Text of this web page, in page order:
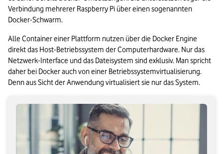
Verbindung mehrerer Raspberry Pi über einen sogenannten
Docker-Schwarm.
Alle Container einer Plattform nutzen über die Docker Engine
direkt das Host-Betriebssystem der Computerhardware. Nur das
Netzwerk-Interface und das Dateisystem sind exklusiv. Man spricht
daher bei Docker auch von einer Betriebssystemvirtualisierung.
Denn aus Sicht der Anwendung virtualisiert sie nur das System.